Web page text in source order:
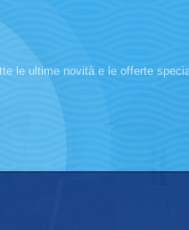
le ultime novità e le offerte